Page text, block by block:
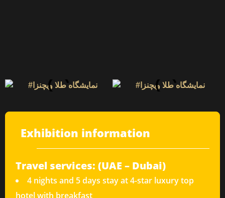
Exhibition information
Travel services: (UAE – Dubai)
4 nights and 5 days stay at 4-star luxury top
hotel with breakfast